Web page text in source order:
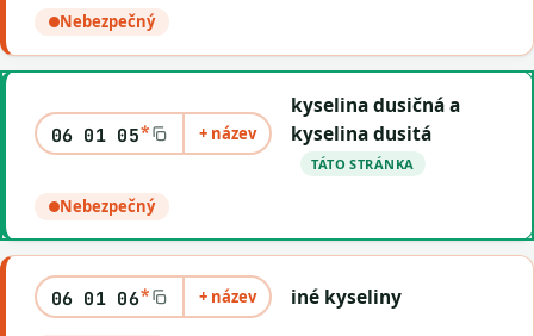
Nebezpečný
06 01 05* + název
kyselina dusičná a
kyselina dusitá
TÁTO STRÁNKA
Nebezpečný
06 01 06* + název iné kyseliny